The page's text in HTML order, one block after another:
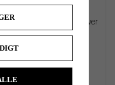
Quantum Max - Driver
(custom)